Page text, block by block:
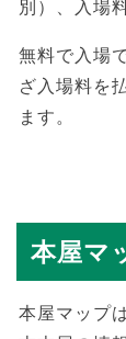
別）、入場
無料で入場
ざ入場料を
ます。
本屋マ
本屋マップ